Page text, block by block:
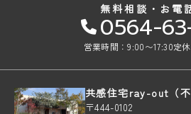
無料相談・お電
0564-
営業時間：9:00〜17:30定
共感住宅ray-out（不
〒444-0102